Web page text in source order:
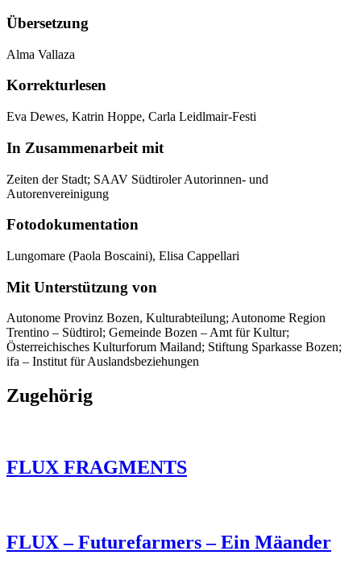
Übersetzung
Alma Vallaza
Korrekturlesen
Eva Dewes, Katrin Hoppe, Carla Leidlmair-Festi
In Zusammenarbeit mit
Zeiten der Stadt; SAAV Südtiroler Autorinnen- und
Autorenvereinigung
Fotodokumentation
Lungomare (Paola Boscaini), Elisa Cappellari
Mit Unterstützung von
Autonome Provinz Bozen, Kulturabteilung; Autonome Region
Trentino – Südtirol; Gemeinde Bozen – Amt für Kultur;
Österreichisches Kulturforum Mailand; Stiftung Sparkasse Bozen;
ifa – Institut für Auslandsbeziehungen
Zugehörig
FLUX FRAGMENTS
FLUX – Futurefarmers – Ein Mäander